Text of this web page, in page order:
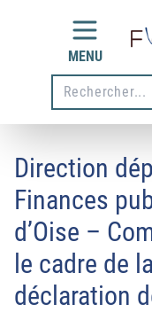
MENU
Rechecher
Direction
Finances
d’Oise –
le cadre de
déclaration